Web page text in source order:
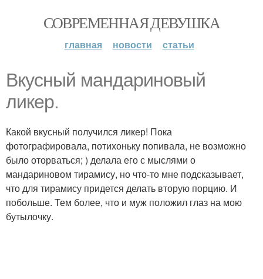
СОВРЕМЕННАЯ ДЕВУШКА
главная новости статьи
Вкусный мандариновый
ликер.
Какой вкусный получился ликер! Пока
фотографировала, потихоньку попивала, не возможно
было оторваться; ) делала его с мыслями о
мандариновом тирамису, но что-то мне подсказывает,
что для тирамису придется делать вторую порцию. И
побольше. Тем более, что и муж положил глаз на мою
бутылочку.